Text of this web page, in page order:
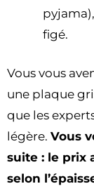
figé.
Vous vous
une plaque
que les
légère. Vous
suite : le prix
selon